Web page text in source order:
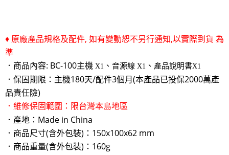
♦ 原廠產品規格及配件, 如有變動恕不另行通知,以實際到貨 為
準
．商品內容: BC-100主機 X1 、 音源線 X1 、 產品說明書X1
．保固期限：主機180天/配件3個月(本產品已投保2000萬產
品責任險)
．維修保固範圍：限台灣本島地區
．產地：Made in China
．商品尺寸(含外包裝)：150x100x62 mm
．商品重量(含外包裝)：160g